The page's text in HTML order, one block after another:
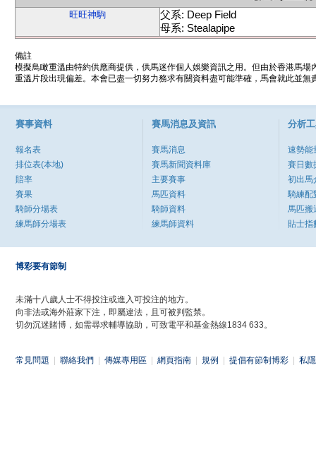
旺旺神駒
父系: Deep Field
母系: Stealapipe
備註
模擬鳥瞰重溫由特約供應商提供，供馬迷作個人娛樂資訊之用。但由於香港馬
重溫片段出現偏差。本會已盡一切努力務求有關資料盡可能準確，馬會就此並
賽事資料
報名表
排位表(本地)
賠率
賽果
騎師分場表
練馬師分場表
賽馬消息及資訊
賽馬消息
賽馬新聞資料庫
主要賽事
馬匹資料
騎師資料
練馬師資料
分析
速勢能
賽日數
初出馬
騎練配
馬匹搬
貼士指
博彩要有節制
未滿十八歲人士不得投注或進入可投注的地方。
向非法或海外莊家下注，即屬違法，且可被判監禁。
切勿沉迷賭博，如需尋求輔導協助，可致電平和基金熱線1834 633。
常見問題 聯絡我們 傳媒專用區 網頁指南 規例 提倡有節制博彩 私